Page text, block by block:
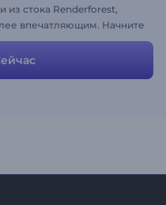
из стока Renderforest,
впечатляющим. Начните
и интересным